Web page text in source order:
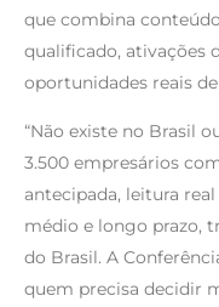
que combina
qualificado, ativações
oportunidades reais
“Não existe no Brasil
3.500 empresários
antecipada, leitura
médio e longo prazo,
do Brasil. A
quem precisa decidir